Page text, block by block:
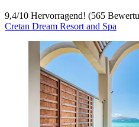
9,4/10 Hervorragend! (565
Cretan Dream Resort and Spa